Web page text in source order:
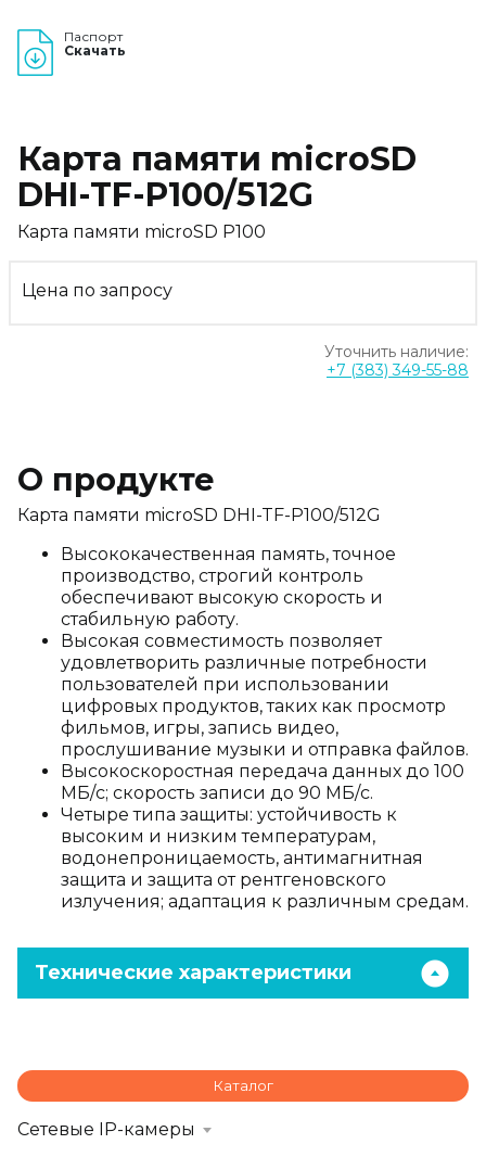
Паспорт
Скачать
Карта памяти microSD
DHI-TF-P100/512G
Карта памяти microSD P100
Цена по запросу
Уточнить наличие:
+7 (383) 349-55-88
О продукте
Карта памяти microSD DHI-TF-P100/512G
Высококачественная память, точное
производство, строгий контроль
обеспечивают высокую скорость и
стабильную работу.
Высокая совместимость позволяет
удовлетворить различные потребности
пользователей при использовании
цифровых продуктов, таких как просмотр
фильмов, игры, запись видео,
прослушивание музыки и отправка файлов.
Высокоскоростная передача данных до 100
МБ/с; скорость записи до 90 МБ/с.
Четыре типа защиты: устойчивость к
высоким и низким температурам,
водонепроницаемость, антимагнитная
защита и защита от рентгеновского
излучения; адаптация к различным средам.
Технические характеристики
Каталог
Сетевые IP-камеры